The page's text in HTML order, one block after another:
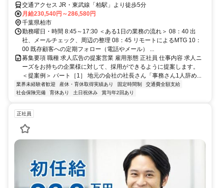
交通アクセス JR・東武線「柏駅」より徒歩5分
月給230,540円～286,580円
千葉県柏市
勤務曜日・時間 8:45～17:30 ＜ある1日の業務の流れ＞ 08：40 出
社、メールチェック、周辺の整理 08：45 リモートによるMTG 10：
00 既存顧客への定期フォロー（電話やメール） ...
募集要項 職種 求人広告の提案営業 雇用形態 正社員 仕事内容 求人ニ
ーズをお持ちの企業様に対して、採用ができるように提案します。
＜提案例＞ パート［1］ 地元の会社の社長さん「事務さん1人辞め...
業界未経験者歓迎 産休・育休取得実績あり 固定時間制
交通費全額支給
社会保険完備
育休あり 土日祝休み 賞与年2回あり
正社員